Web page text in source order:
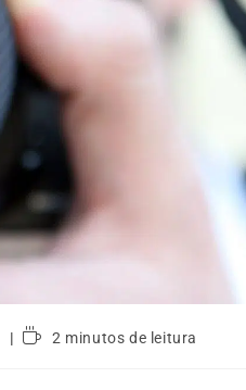
2 minutos de leitura